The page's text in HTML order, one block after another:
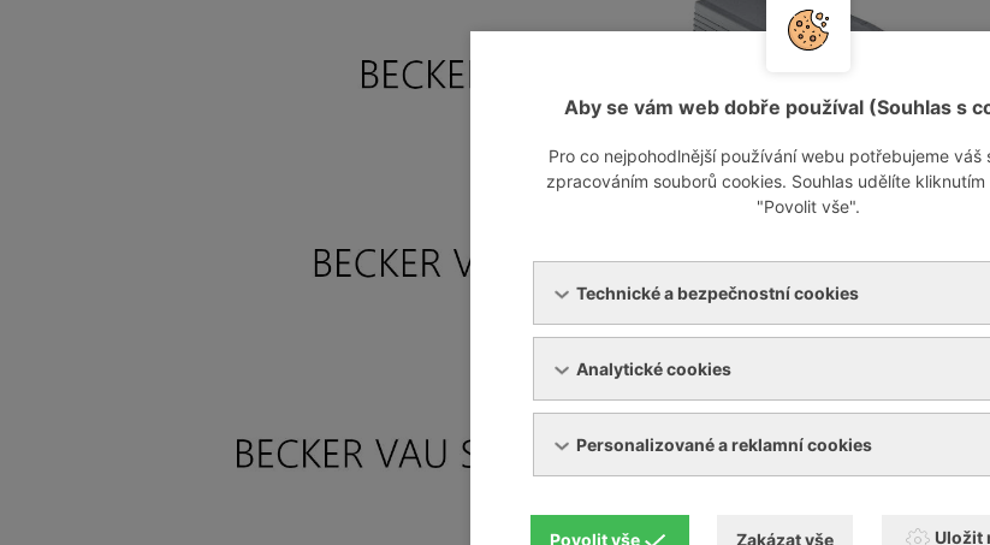
Aby se vám web dobře používal (Souhlas s
Pro co nejpohodlnější používání webu potřebujeme váš
zpracováním souborů cookies. Souhlas udělíte
"Povolit vše".
Technické a bezpečnostní cookies
Analytické cookies
Personalizované a reklamní cookies
Povolit vše Zakázat vše Uložit